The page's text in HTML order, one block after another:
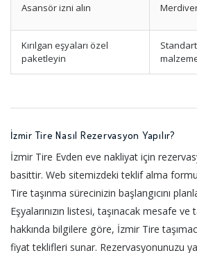
Asansör izni alın
Kırılgan eşyaları özel
paketleyin
İzmir Tire Nasıl Rezervasyon Yapılır?
İzmir Tire Evden eve nakliyat için
basittir. Web sitemizdeki teklif alma
Tire taşınma sürecinizin başlangıcını
Eşyalarınızın listesi, taşınacak mesafe ve
hakkında bilgilere göre, İzmir Tire
fiyat teklifleri sunar. Rezervasyonunuzu